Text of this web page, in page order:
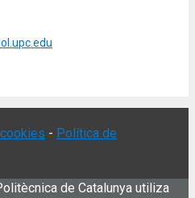
- Política de
de Catalunya utiliza